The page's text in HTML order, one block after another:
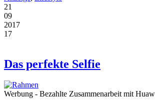
21
09
2017
17
Das perfekte Selfie
Werbung - Bezahlte Zusammenarbeit mit